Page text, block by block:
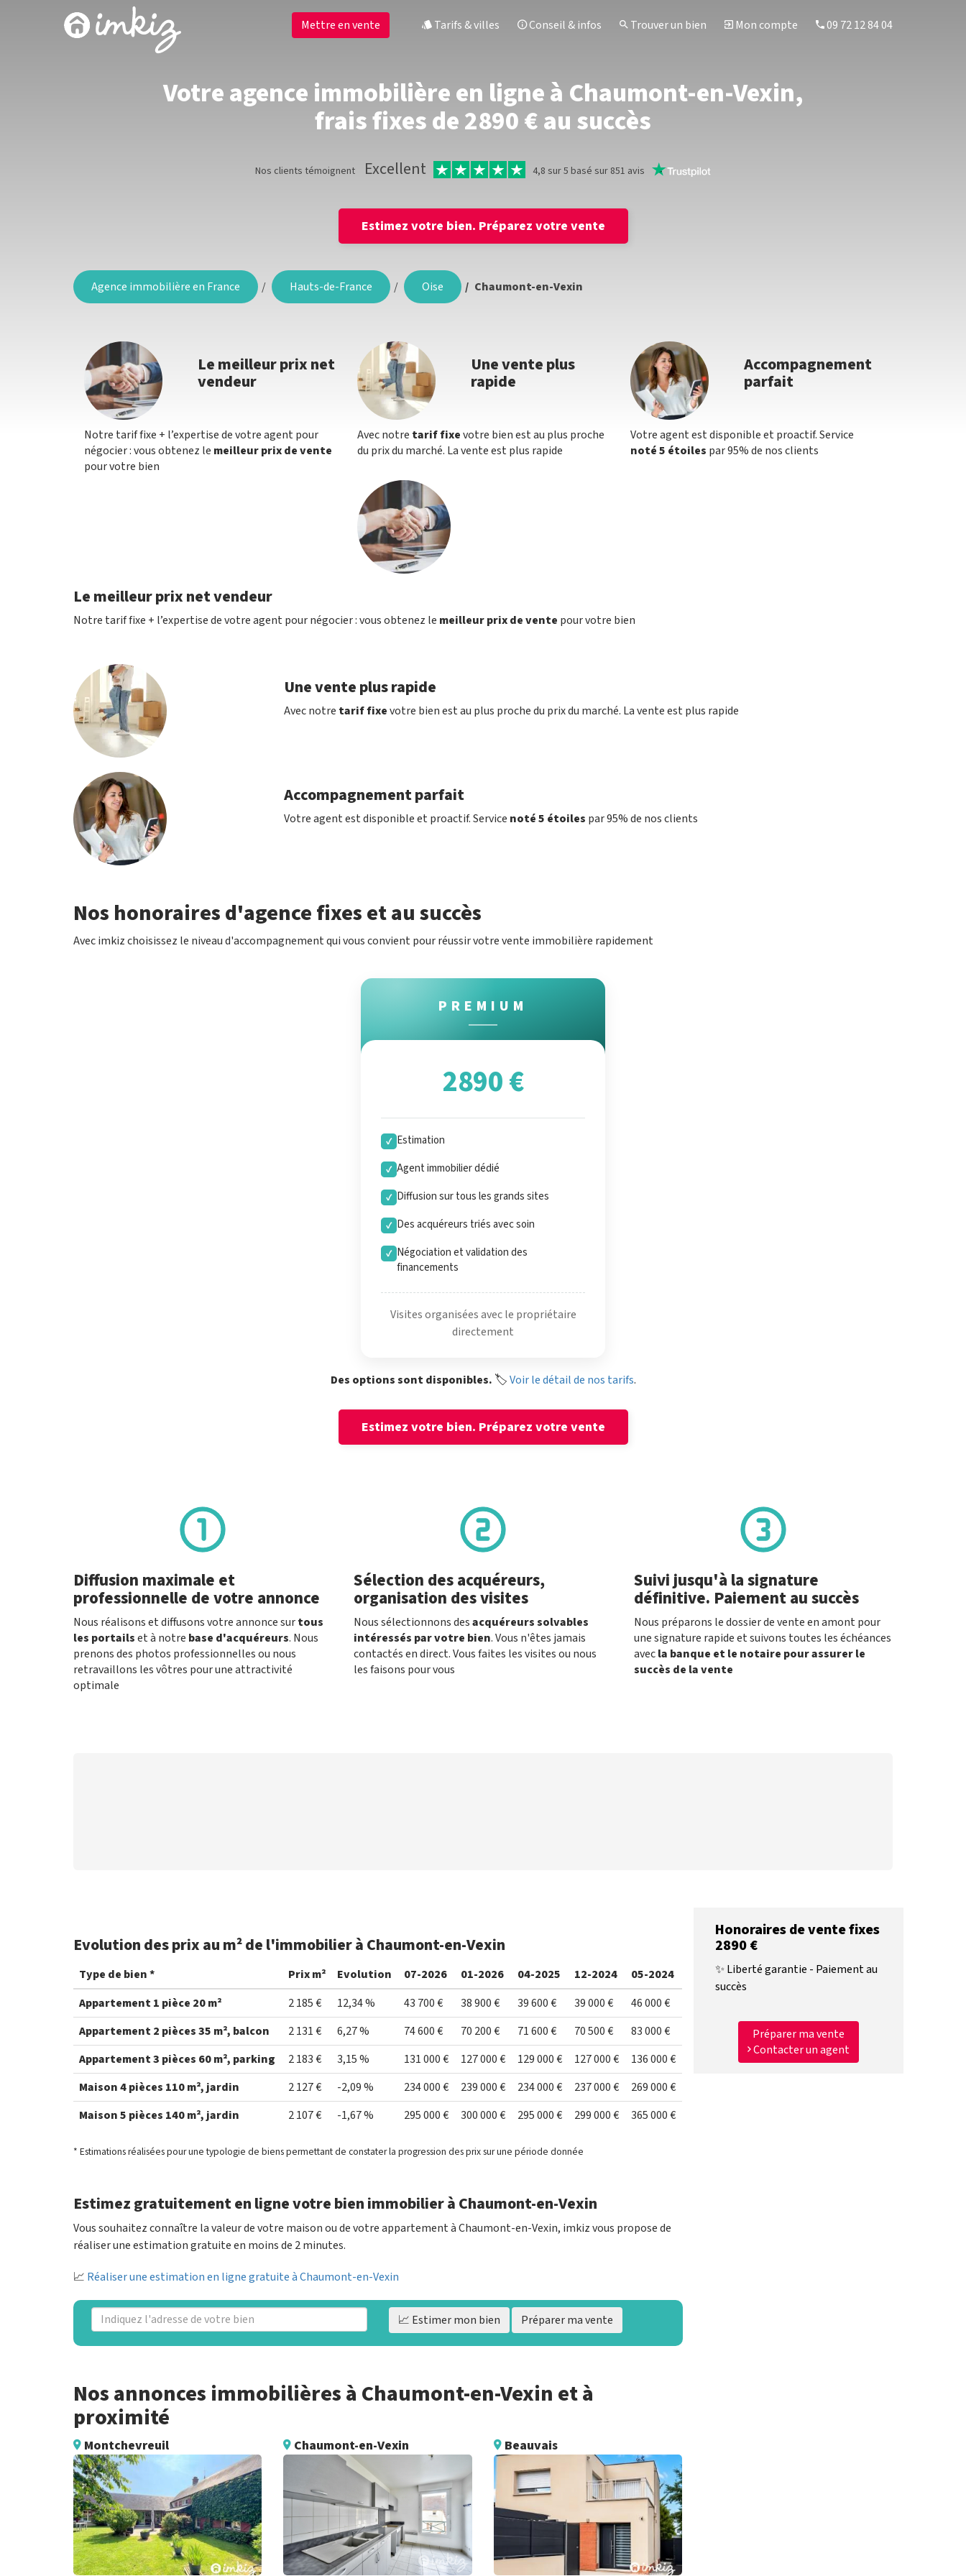
Mettre en vente Tarifs & villes Conseil & infos Trouver un bien Mon compte 09 72 12 84 04
Votre agence immobilière en ligne à Chaumont-en-Vexin,
frais fixes de 2890 € au succès
Nos clients témoignent Excellent 4,8 sur 5 basé sur 851 avis
Estimez votre bien. Préparez votre vente
Agence immobilière en France Hauts-de-France Oise Chaumont-en-Vexin
Le meilleur prix net
vendeur
Notre tarif fixe + l’expertise de votre agent pour
négocier : vous obtenez le meilleur prix de vente
pour votre bien
Une vente plus
rapide
Avec notre tarif fixevotre bien est au plus proche
du prix du marché. La vente est plus rapide
Accompagnement
parfait
Votre agent est disponible et proactif. Service
noté 5 étoiles par 95% de nos clients
Le meilleur prix net vendeur
Notre tarif fixe + l’expertise de votre agent pour négocier : vous obtenez le meilleur prix de vente pour votre bien
Une vente plus rapide
Avec notre tarif fixevotre bien est au plus proche du prix du marché. La vente est plus rapide
Accompagnement parfait
Votre agent est disponible et proactif. Service noté 5 étoiles par 95% de nos clients
Nos honoraires d'agence fixes et au succès
Avec imkiz choisissez le niveau d'accompagnement qui vous convient pour réussir votre vente immobilière rapidement
PREMIUM
2890 €
✓ Estimation
✓ Agent immobilier dédié
✓ Diffusion sur tous les grands sites
✓ Des acquéreurs triés avec soin
✓ Négociation et validation des
financements
Visites organisées avec le propriétaire
directement
Des options sont disponibles. 🏷️Voir le détail de nos tarifs.
Estimez votre bien. Préparez votre vente
Diffusion maximale et
professionnelle de votre annonce
Nous réalisons et diffusons votre annonce surtous
les portailset à notre base d'acquéreurs. Nous
prenons des photos professionnelles ou nous
retravaillons les vôtres pour une attractivité
optimale
Sélection des acquéreurs,
organisation des visites
Nous sélectionnons desacquéreurs solvables
intéressés par votre bien. Vous n'êtes jamais
contactés en direct. Vous faites les visites ou nous
les faisons pour vous
Suivi jusqu'à la signature
définitive. Paiement au succès
Nous préparons le dossier de vente en amont pour
une signature rapide et suivons toutes les échéances
avecla banque et le notaire pour assurer le
succès de la vente
Evolution des prix au m² de l'immobilier à Chaumont-en-Vexin
Type de bien * Prix m² Evolution 07-2026 01-2026 04-2025 12-2024
05-2024
Appartement 1 pièce 20 m²
2 185 € 12,34 % 43 700 € 38 900 € 39 600 € 39 000 €
46 000 €
Appartement 2 pièces 35 m², balcon
2 131 € 6,27 % 74 600 € 70 200 € 71 600 € 70 500 €
83 000 €
Appartement 3 pièces 60 m², parking
2 183 € 3,15 % 131 000 € 127 000 € 129 000 € 127 000 €
136 000 €
Maison 4 pièces 110 m², jardin
2 127 € -2,09 % 234 000 € 239 000 € 234 000 € 237 000 €
269 000 €
Maison 5 pièces 140 m², jardin
2 107 € -1,67 % 295 000 € 300 000 € 295 000 € 299 000 € 365 000 €
* Estimations réalisées pour une typologie de biens permettant de constater la progression des prix sur une période donnée
Estimez gratuitement en ligne votre bien immobilier à Chaumont-en-Vexin
Vous souhaitez connaître la valeur de votre maison ou de votre appartement à Chaumont-en-Vexin, imkiz vous propose de
réaliser une estimation gratuite en moins de 2 minutes.
📈 Réaliser une estimation en ligne gratuite à Chaumont-en-Vexin
📈 Estimermon bien Préparer ma vente
Nos annonces immobilières à Chaumont-en-Vexin et à
proximité
Montchevreuil Chaumont-en-Vexin Beauvais
Honoraires de vente fixes
2890 €
✨ Liberté garantie - Paiement au
succès
Préparer ma vente
Contacter un agent